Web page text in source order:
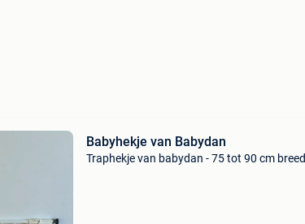
Babyhekje van Babydan
Traphekje van babydan - 75 tot 90 cm breed